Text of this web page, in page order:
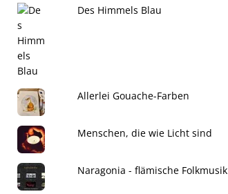
Des Himmels Blau
Allerlei Gouache-Farben
Menschen, die wie Licht sind
Naragonia - flämische Folkmusik